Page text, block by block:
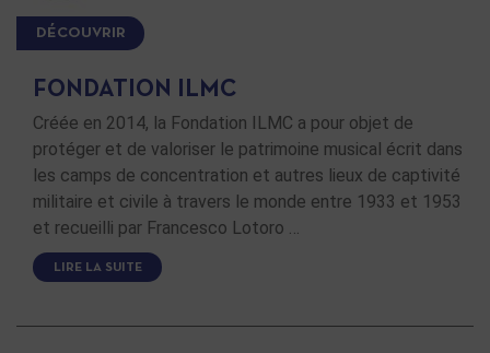
DÉCOUVRIR
FONDATION ILMC
Créée en 2014, la Fondation ILMC a pour objet de
protéger et de valoriser le patrimoine musical écrit dans
les camps de concentration et autres lieux de captivité
militaire et civile à travers le monde entre 1933 et 1953
et recueilli par Francesco Lotoro …
LIRE LA SUITE